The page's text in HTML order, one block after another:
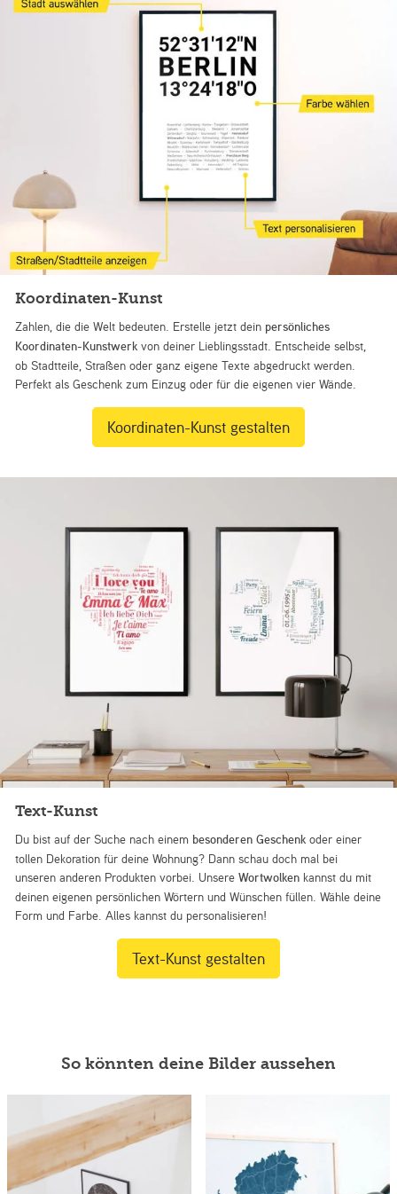
Koordinaten-Kunst
Zahlen, die die Welt bedeuten. Erstelle jetzt dein persönliches
Koordinaten-Kunstwerk von deiner Lieblingsstadt. Entscheide selbst,
ob Stadtteile, Straßen oder ganz eigene Texte abgedruckt werden.
Perfekt als Geschenk zum Einzug oder für die eigenen vier Wände.
Koordinaten-Kunst gestalten
Text-Kunst
Du bist auf der Suche nach einem besonderen Geschenk oder einer
tollen Dekoration für deine Wohnung? Dann schau doch mal bei
unseren anderen Produkten vorbei. UnsereWortwolken kannst du mit
deinen eigenen persönlichen Wörtern und Wünschen füllen. Wähle deine
Form und Farbe. Alles kannst du personalisieren!
Text-Kunst gestalten
So könnten deine Bilder aussehen